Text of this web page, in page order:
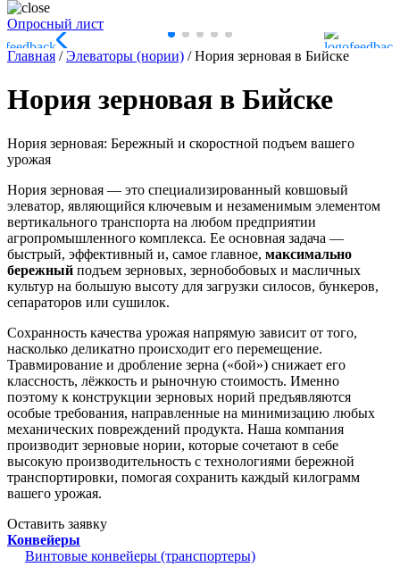
Опросный лист
Главная /Элеваторы (нории) /Нория зерновая в Бийске
Нория зерновая в Бийске
Нория зерновая: Бережный и скоростной подъем вашего
урожая
Нория зерновая — это специализированный ковшовый
элеватор, являющийся ключевым и незаменимым элементом
вертикального транспорта на любом предприятии
агропромышленного комплекса. Ее основная задача —
быстрый, эффективный и, самое главное, максимально
бережный подъем зерновых, зернобобовых и масличных
культур на большую высоту для загрузки силосов, бункеров,
сепараторов или сушилок.
Сохранность качества урожая напрямую зависит от того,
насколько деликатно происходит его перемещение.
Травмирование и дробление зерна («бой») снижает его
классность, лёжкость и рыночную стоимость. Именно
поэтому к конструкции зерновых норий предъявляются
особые требования, направленные на минимизацию любых
механических повреждений продукта. Наша компания
производит зерновые нории, которые сочетают в себе
высокую производительность с технологиями бережной
транспортировки, помогая сохранить каждый килограмм
вашего урожая.
Оставить заявку
Конвейеры
Винтовые конвейеры (транспортеры)